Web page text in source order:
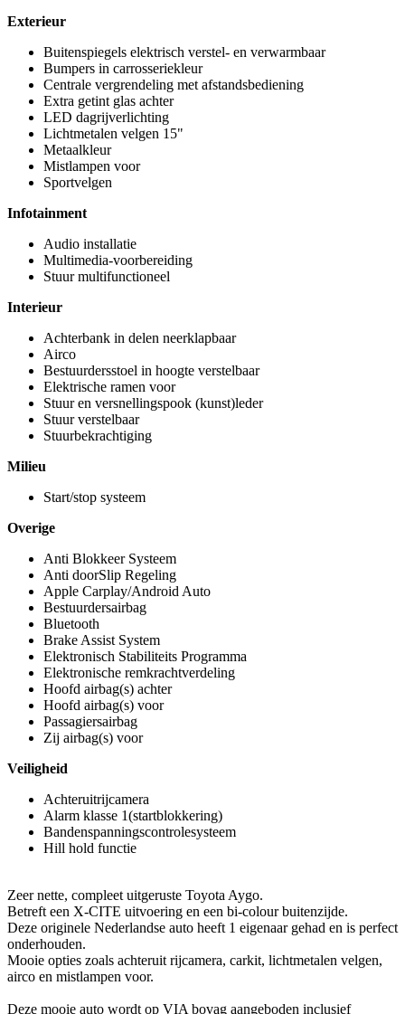
Exterieur
Buitenspiegels elektrisch verstel- en verwarmbaar
Bumpers in carrosseriekleur
Centrale vergrendeling met afstandsbediening
Extra getint glas achter
LED dagrijverlichting
Lichtmetalen velgen 15"
Metaalkleur
Mistlampen voor
Sportvelgen
Infotainment
Audio installatie
Multimedia-voorbereiding
Stuur multifunctioneel
Interieur
Achterbank in delen neerklapbaar
Airco
Bestuurdersstoel in hoogte verstelbaar
Elektrische ramen voor
Stuur en versnellingspook (kunst)leder
Stuur verstelbaar
Stuurbekrachtiging
Milieu
Start/stop systeem
Overige
Anti Blokkeer Systeem
Anti doorSlip Regeling
Apple Carplay/Android Auto
Bestuurdersairbag
Bluetooth
Brake Assist System
Elektronisch Stabiliteits Programma
Elektronische remkrachtverdeling
Hoofd airbag(s) achter
Hoofd airbag(s) voor
Passagiersairbag
Zij airbag(s) voor
Veiligheid
Achteruitrijcamera
Alarm klasse 1(startblokkering)
Bandenspanningscontrolesysteem
Hill hold functie
Zeer nette, compleet uitgeruste Toyota Aygo.
Betreft een X-CITE uitvoering en een bi-colour buitenzijde.
Deze originele Nederlandse auto heeft 1 eigenaar gehad en is perfect
onderhouden.
Mooie opties zoals achteruit rijcamera, carkit, lichtmetalen velgen,
airco en mistlampen voor.
Deze mooie auto wordt op VIA bovag aangeboden inclusief